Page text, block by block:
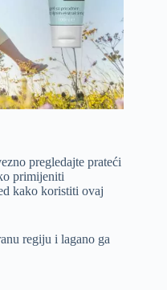
pregledajte prateći
primijeniti
kako koristiti ovaj
regiju i lagano ga